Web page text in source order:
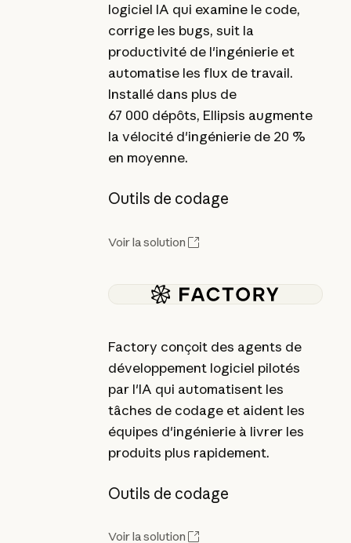
logiciel IA qui examine le code,
corrige les bugs, suit la
productivité de l'ingénierie et
automatise les flux de travail.
Installé dans plus de
67 000 dépôts, Ellipsis augmente
la vélocité d'ingénierie de 20 %
en moyenne.
Outils de codage
Voir la solution
Factory conçoit des agents de
développement logiciel pilotés
par l'IA qui automatisent les
tâches de codage et aident les
équipes d'ingénierie à livrer les
produits plus rapidement.
Outils de codage
Voir la solution